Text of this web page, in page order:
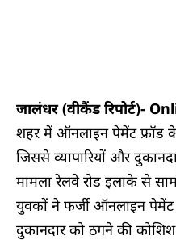
जालंधर (वीकैंड रिपोर्ट)-
शहर में ऑनलाइन पेमेंट फ्रॉड
जिससे व्यापारियों और
मामला रेलवे रोड इलाके से
युवकों ने फर्जी ऑनलाइन पेमेंट
दुकानदार को ठगने की